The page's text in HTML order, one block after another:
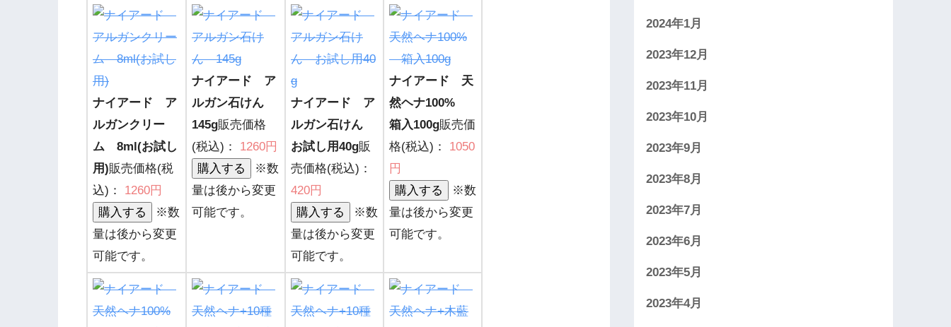
ナイアード ア
ルガンクリー
ム 8ml(お試し
用)販売価格(税
込)： 1260円
※数
量は後から変更
可能です。
ナイアード ア
ルガン石けん
145g販売価格
(税込)： 1260円
※数
量は後から変更
可能です。
ナイアード ア
ルガン石けん
お試し用40g販
売価格(税込)：
420円
※数
量は後から変更
可能です。
ナイアード 天
然ヘナ100%
箱入100g販売価
格(税込)： 1050
円
※数
量は後から変更
可能です。
2024年1月
2023年12月
2023年11月
2023年10月
2023年9月
2023年8月
2023年7月
2023年6月
2023年5月
2023年4月